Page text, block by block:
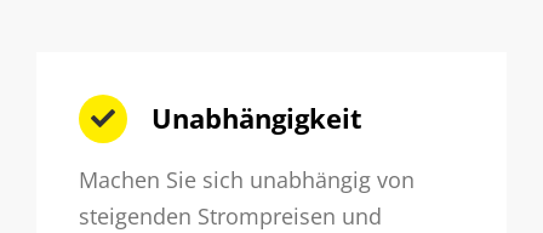
Unabhängigkeit
Machen Sie sich unabhängig von
steigenden Strompreisen und